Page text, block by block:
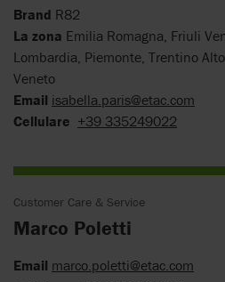
Brand R82
La zona Emilia Romagna, Friuli
Lombardia, Piemonte, Trentino
Veneto
Email isabella.paris@etac.com
Cellulare +39 335249022
Customer Care & Service
Marco Poletti
Email marco.poletti@etac.com